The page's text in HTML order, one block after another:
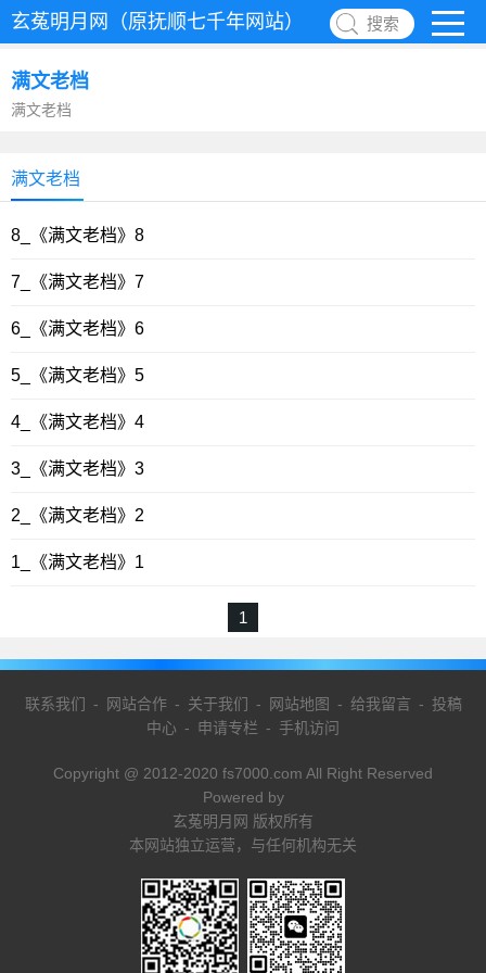
玄菟明月网（原抚顺七千年网站） 搜索
满文老档
满文老档
满文老档
8_《满文老档》8
7_《满文老档》7
6_《满文老档》6
5_《满文老档》5
4_《满文老档》4
3_《满文老档》3
2_《满文老档》2
1_《满文老档》1
1
联系我们 - 网站合作- 关于我们 - 网站地图 - 给我留言 - 投稿
中心 - 申请专栏 - 手机访问
Copyright @ 2012-2020 fs7000.com All Right Reserved
Powered by
玄菟明月网 版权所有
本网站独立运营，与任何机构无关